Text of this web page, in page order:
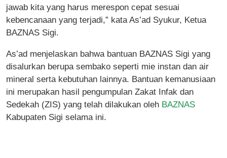
jawab kita yang harus merespon cepat sesuai
kebencanaan yang terjadi,” kata As’ad Syukur, Ketua
BAZNAS Sigi.
As’ad menjelaskan bahwa bantuan BAZNAS Sigi yang
disalurkan berupa sembako seperti mie instan dan air
mineral serta kebutuhan lainnya. Bantuan kemanusiaan
ini merupakan hasil pengumpulan Zakat Infak dan
Sedekah (ZIS) yang telah dilakukan oleh BAZNAS
Kabupaten Sigi selama ini.